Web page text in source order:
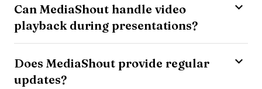
Can MediaShout handle video
playback during presentations?
Does MediaShout provide regular
updates?